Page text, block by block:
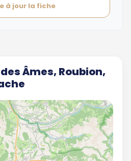
à jour la fiche
Âmes, Roubion,